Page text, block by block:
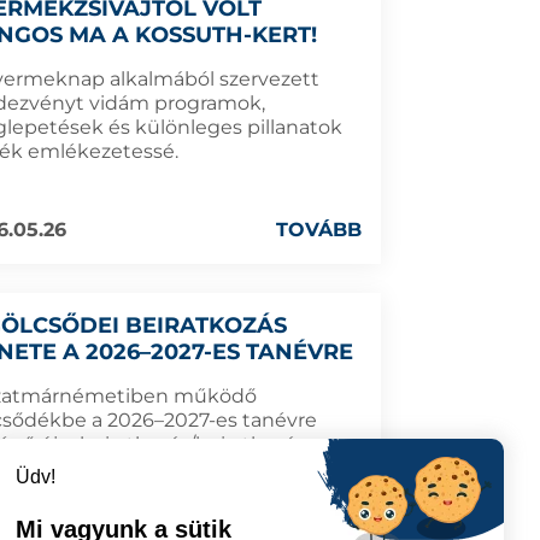
VOLT
MA A KOSSUTH-KERT!
alkalmából szervezett
vidám programok,
és különleges pillanatok
emlékezetessé.
TOVÁBB
BEIRATKOZÁS
A 2026–2027-ES TANÉVRE
működő
a 2026–2027-es tanévre
újra beiratkozás/beiratkozás
Üdv!
Mi vagyunk a sütik